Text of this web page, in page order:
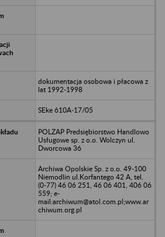
dokumentacja osobowa i płacowa z
lat 1992-1998
SEke 610A-17/05
POLZAP Predsiębiorstwo Handlowo
Usługowe sp. z o.o. Wolczyn ul.
Dworcowa 36
Archiwa Opolskie Sp. z o.o. 49-100
Niemodlin ul.Korfantego 42 A, tel.
(0-77) 46 06 251, 46 06 401, 406 06
559; e-
mail:archiwum@atol.com.pl;www.ar
chiwum.org.pl